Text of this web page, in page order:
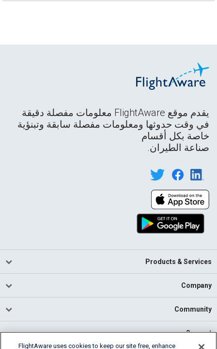
يقدم موقع FlightAware معلومات مفصلة دقيقة
في وقت حدوثها ومعلومات مفصلة سابقة وتبنؤية
خاصة بكل أقسام
صناعة الطيران.
Products & Services
Company
Community
Support
FlightAware uses cookies to keep our site free, enhance